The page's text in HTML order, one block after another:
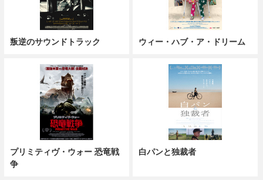
叛逆のサウンドトラック ウィー・ハブ・ア・ドリーム
プリミティヴ・ウォー 恐竜戦
争
白パンと独裁者